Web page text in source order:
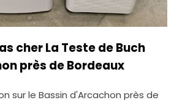
cher La Teste de Buch
près de Bordeaux
sur le Bassin d'Arcachon près de